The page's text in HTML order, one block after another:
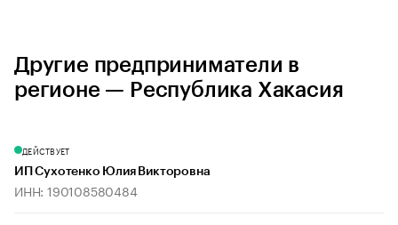
Другие предприниматели в
регионе — Республика Хакасия
ДЕЙСТВУЕТ
ИП Сухотенко Юлия Викторовна
ИНН: 190108580484